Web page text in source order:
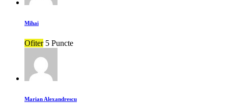
Mihai
Ofiter 5 Puncte
Marian Alexandrescu